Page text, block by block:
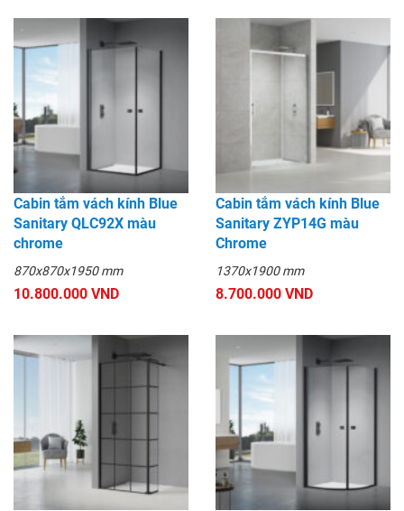
Cabin tắm vách kính Blue
Sanitary QLC92X màu
chrome
870x870x1950 mm
10.800.000 VND
Cabin tắm vách kính Blue
Sanitary ZYP14G màu
Chrome
1370x1900 mm
8.700.000 VND